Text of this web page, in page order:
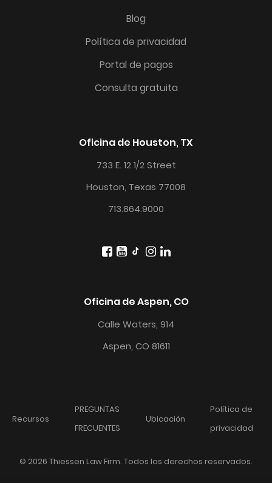
Blog
Política de privacidad
Portal de pagos
Consulta gratuita
Oficina de Houston, TX
733 E. 12 1/2 Street
Houston, Texas 77008
713.864.9000
Oficina de Aspen, CO
Calle Waters, 914
Aspen, CO 81611
Recursos
PREGUNTAS
FRECUENTES
Ubicación
Política de
privacidad
© 2026 Thiessen Law Firm. Todos los derechos reservados.